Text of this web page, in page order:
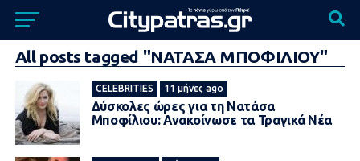
All posts tagged "ΝΑΤΑΣΑ ΜΠΟΦΙΛΙΟΥ"
CELEBRITIES 11 μήνες ago
Δύσκολες ώρες για τη Νατάσα
Μποφίλιου: Ανακοίνωσε τα Τραγικά Νέα